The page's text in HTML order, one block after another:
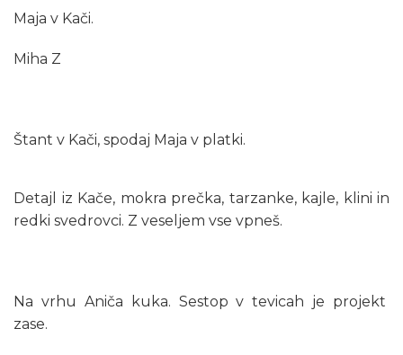
Maja v Kači.
Miha Z
Štant v Kači, spodaj Maja v platki.
Detajl iz Kače, mokra prečka, tarzanke, kajle, klini in
redki svedrovci. Z veseljem vse vpneš.
Na vrhu Aniča kuka. Sestop v tevicah je projekt
zase.